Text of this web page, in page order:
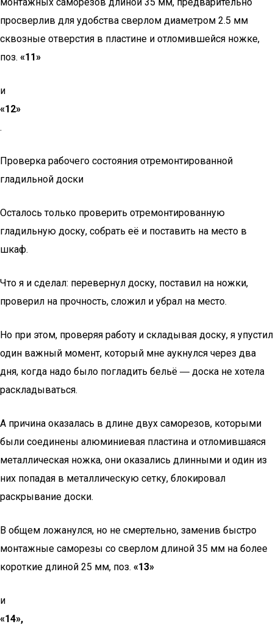
просверлив для удобства сверлом диаметром 2.5 мм
сквозные отверстия в пластине и отломившейся ножке,
поз. «11»
и
«12»
.
Проверка рабочего состояния отремонтированной
гладильной доски
Осталось только проверить отремонтированную
гладильную доску, собрать её и поставить на место в
шкаф.
Что я и сделал: перевернул доску, поставил на ножки,
проверил на прочность, сложил и убрал на место.
Но при этом, проверяя работу и складывая доску, я упустил
один важный момент, который мне аукнулся через два
дня, когда надо было погладить бельё ― доска не хотела
раскладываться.
А причина оказалась в длине двух саморезов, которыми
были соединены алюминиевая пластина и отломившаяся
металлическая ножка, они оказались длинными и один из
них попадая в металлическую сетку, блокировал
раскрывание доски.
В общем ложанулся, но не смертельно, заменив быстро
монтажные саморезы со сверлом длиной 35 мм на более
короткие длиной 25 мм, поз. «13»
и
«14»,